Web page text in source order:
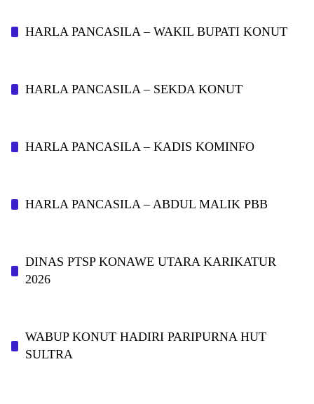
HARLA PANCASILA – WAKIL BUPATI KONUT
HARLA PANCASILA – SEKDA KONUT
HARLA PANCASILA – KADIS KOMINFO
HARLA PANCASILA – ABDUL MALIK PBB
DINAS PTSP KONAWE UTARA KARIKATUR
2026
WABUP KONUT HADIRI PARIPURNA HUT
SULTRA